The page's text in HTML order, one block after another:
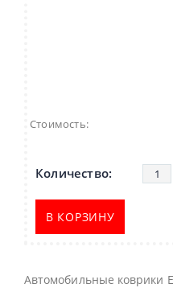
Стоимость:
В КОРЗИНУ
Автомобильные коврики